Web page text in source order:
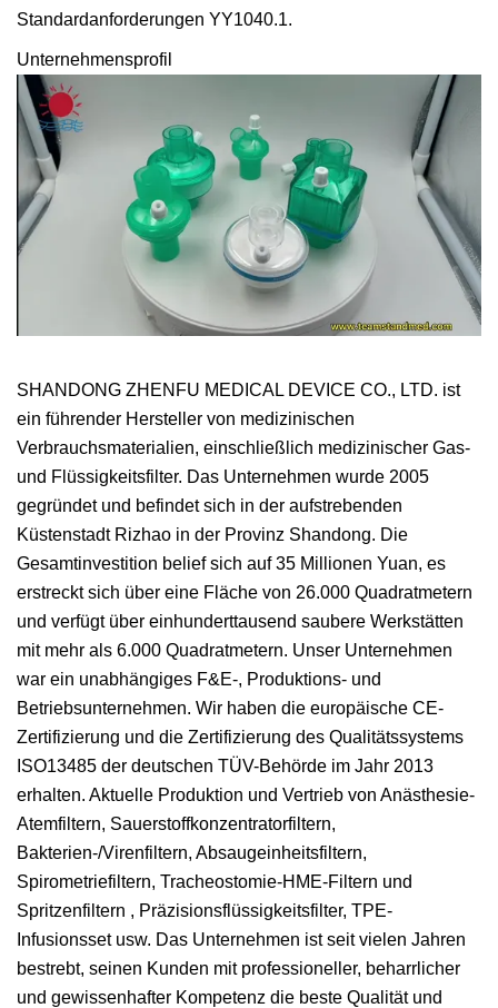
Standardanforderungen YY1040.1.
Unternehmensprofil
SHANDONG ZHENFU MEDICAL DEVICE CO., LTD. ist
ein führender Hersteller von medizinischen
Verbrauchsmaterialien, einschließlich medizinischer Gas-
und Flüssigkeitsfilter. Das Unternehmen wurde 2005
gegründet und befindet sich in der aufstrebenden
Küstenstadt Rizhao in der Provinz Shandong. Die
Gesamtinvestition belief sich auf 35 Millionen Yuan, es
erstreckt sich über eine Fläche von 26.000 Quadratmetern
und verfügt über einhunderttausend saubere Werkstätten
mit mehr als 6.000 Quadratmetern. Unser Unternehmen
war ein unabhängiges F&E-, Produktions- und
Betriebsunternehmen. Wir haben die europäische CE-
Zertifizierung und die Zertifizierung des Qualitätssystems
ISO13485 der deutschen TÜV-Behörde im Jahr 2013
erhalten. Aktuelle Produktion und Vertrieb von Anästhesie-
Atemfiltern, Sauerstoffkonzentratorfiltern,
Bakterien-/Virenfiltern, Absaugeinheitsfiltern,
Spirometriefiltern, Tracheostomie-HME-Filtern und
Spritzenfiltern , Präzisionsflüssigkeitsfilter, TPE-
Infusionsset usw. Das Unternehmen ist seit vielen Jahren
bestrebt, seinen Kunden mit professioneller, beharrlicher
und gewissenhafter Kompetenz die beste Qualität und